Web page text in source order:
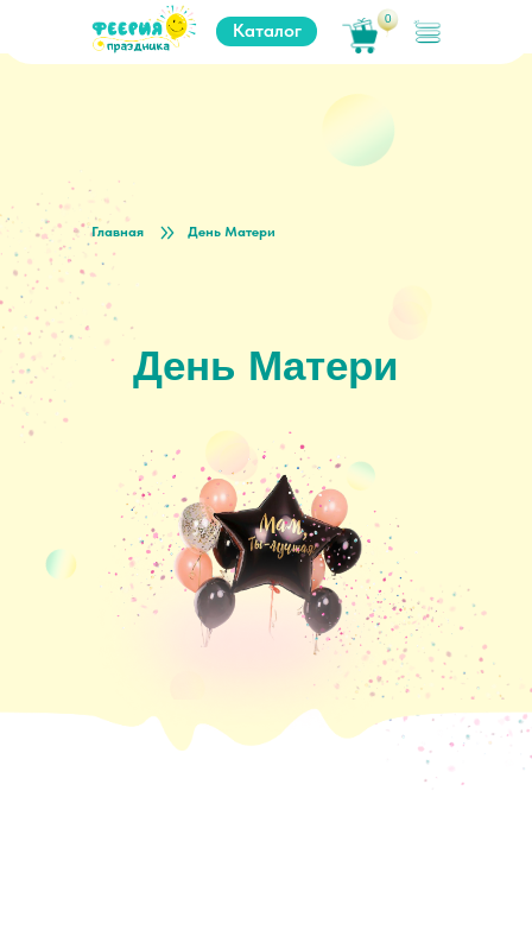
Каталог
0
День Матери
Главная День Матери